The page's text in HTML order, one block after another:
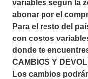
variables según la
abonar por el
Para el resto del
con costos
donde te
CAMBIOS Y
Los cambios